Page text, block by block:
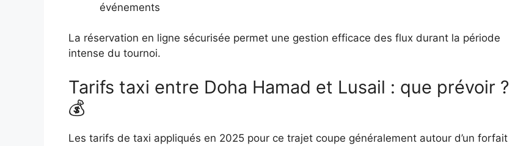
événements
La réservation en ligne sécurisée permet une gestion efficace des flux durant la période
intense du tournoi.
Tarifs taxi entre Doha Hamad et Lusail : que prévoir ?
💰
Les tarifs de taxi appliqués en 2025 pour ce trajet coupe généralement autour d’un forfait